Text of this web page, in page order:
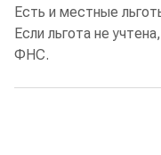
Есть и местные
Если льгота не
ФНС.